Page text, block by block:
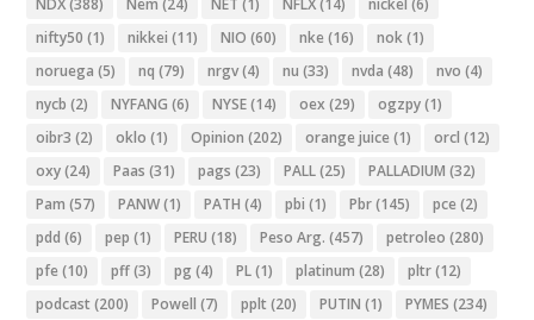
nifty50 (1) nikkei (11) NIO (60) nke (16) nok(1)
noruega (5) nq (79) nrgv(4) nu (33) nvda (48) nvo (4)
nycb (2) NYFANG (6) NYSE(14) oex (29) ogzpy(1)
oibr3 (2) oklo (1) Opinion (202) orange juice (1) orcl (12)
oxy(24) Paas (31) pags (23) PALL(25) PALLADIUM (32)
Pam (57) PANW(1) PATH (4) pbi (1) Pbr(145) pce (2)
pdd (6) pep (1) PERU (18) Peso Arg. (457) petroleo (280)
pfe (10) pff(3) pg (4) PL(1) platinum (28) pltr(12)
podcast (200) Powell (7) pplt (20) PUTIN (1) PYMES (234)